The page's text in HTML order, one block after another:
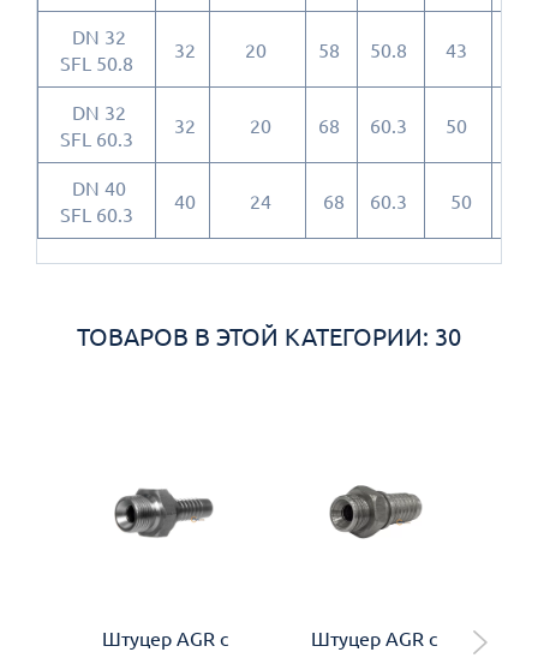
DN 32
SFL 50.8
32 20 58 50.8 43
DN 32
SFL 60.3
32 20 68 60.3 50
DN 40
SFL 60.3
40 24 68 60.3 50
ТОВАРОВ В ЭТОЙ КАТЕГОРИИ: 30
Штуцер AGR с
Штуцер AGR с